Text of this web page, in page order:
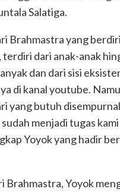
Salatiga.
Brahmastra yang
dari anak-anak
dan dari sisi
di kanal youtube.
yang butuh
menjadi tugas
Yoyok yang hadir
Brahmastra, Yoyok